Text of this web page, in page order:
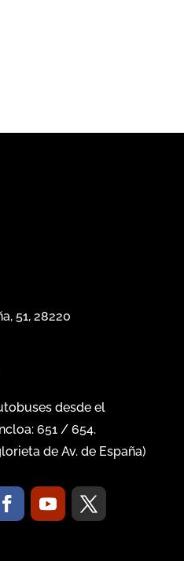
51, 28220
desde el
651/ 654.
de Av. de España)